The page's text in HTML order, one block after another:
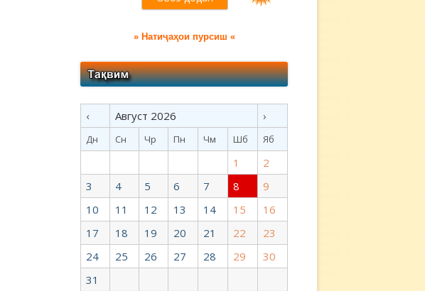
» Натиҷаҳои пурсиш «
‹ Август 2026 ›
Дн Сн Чр Пн Чм Шб Яб
1
2
3
4 5 6 7 8
9
10
11 12 13 14 15
16
17
18 19 20 21 22
23
24
25 26 27 28 29
30
31